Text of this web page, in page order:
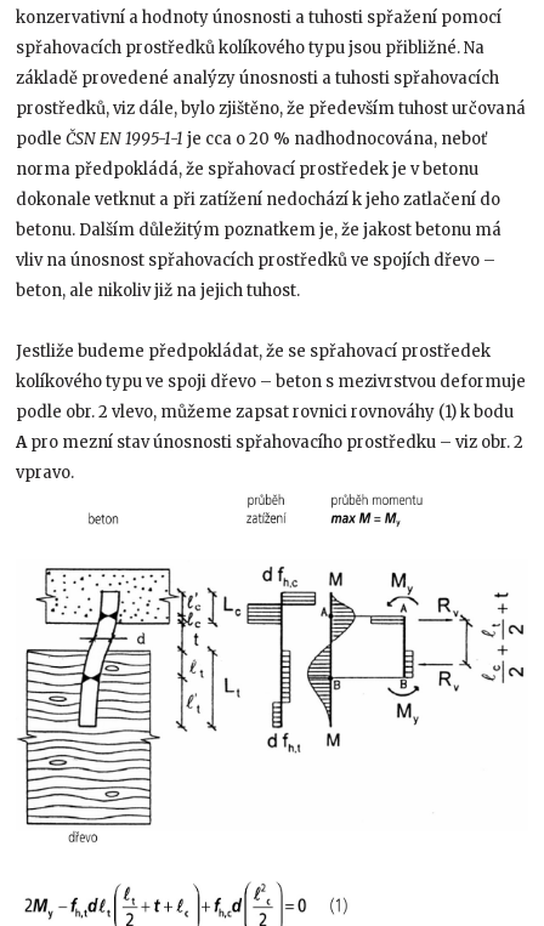
konzervativní a hodnoty únosnosti a tuhosti spřažení pomocí
spřahovacích prostředků kolíkového typu jsou přibližné. Na
základě provedené analýzy únosnosti a tuhosti spřahovacích
prostředků, viz dále, bylo zjištěno, že především tuhost určovaná
podleČSN EN 1995-1-1je cca o 20 % nadhodnocována, neboť
norma předpokládá, že spřahovací prostředek je v betonu
dokonale vetknut a při zatížení nedochází k jeho zatlačení do
betonu. Dalším důležitým poznatkem je, že jakost betonu má
vliv na únosnost spřahovacích prostředků ve spojích dřevo –
beton, ale nikoliv již na jejich tuhost.
Jestliže budeme předpokládat, že se spřahovací prostředek
kolíkového typu ve spoji dřevo – beton s mezivrstvou deformuje
podle obr. 2 vlevo, můžeme zapsat rovnici rovnováhy (1) k bodu
Apro mezní stav únosnosti spřahovacího prostředku – viz obr. 2
vpravo.